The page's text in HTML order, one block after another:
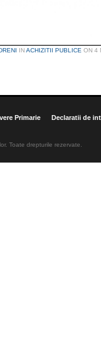
INACHIZITII PUBLICE ON 4
Primarie
Declaratii de
Toate drepturile rezervate.